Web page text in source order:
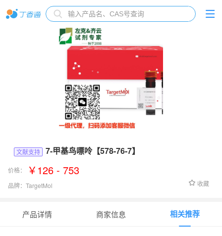
文献支持 7-甲基鸟嘌呤【578-76-7】
价格： ￥126 - 753
品牌： TargetMol 收藏
产品详情 商家信息 相关推荐